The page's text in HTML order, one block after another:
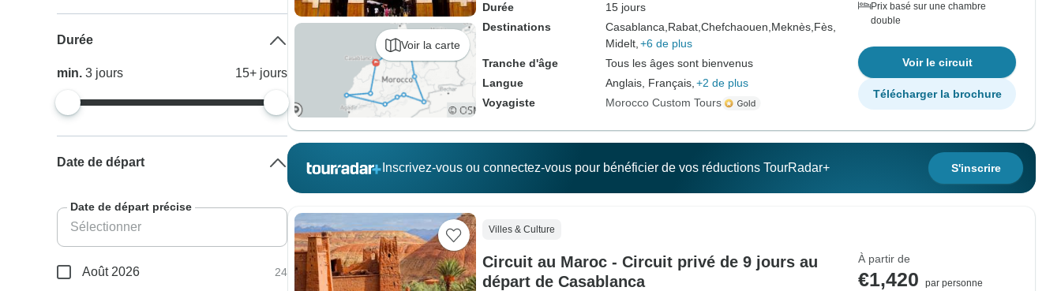
Voir la carte
Durée
15 jours
Destinations
Casablanca, Rabat, Chefchaouen, Meknès, Fès,
Midelt, +6 de plus
Tranche d'âge
Tous les âges sont bienvenus
Langue
Anglais, Français, +2 de plus
Voyagiste
Morocco Custom Tours
Prix basé sur une chambre
double
Voir le circuit
Télécharger la brochure
Inscrivez-vous ou connectez-vous pour bénéficier de vos réductions TourRadar+ S'inscrire
Villes & Culture
Circuit au Maroc - Circuit privé de 9 jours au
départ de Casablanca
À partir de
€1,420
par personne
Durée
min.3 jours 15+ jours
Date de départ
Date de départ précise
Août 2026 24